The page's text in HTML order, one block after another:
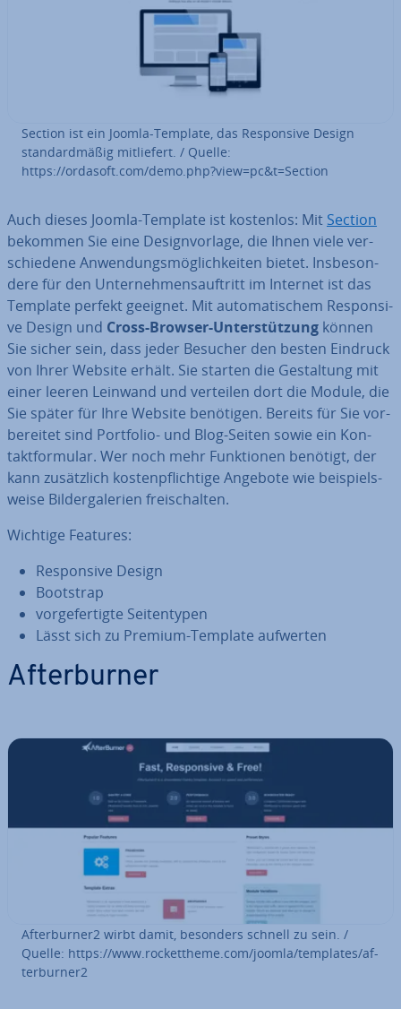
Section ist ein Joomla-Template, das Re­spon­si­ve Design
stan­dard­mä­ßig mit­lie­fert. / Quelle:
https://ordasoft.com/demo.php?view=pc&t=Section
Auch dieses Joomla-Template ist kostenlos: Mit Section
bekommen Sie eine De­sign­vor­la­ge, die Ihnen viele ver­
schie­de­ne An­wen­dungs­mög­lich­kei­ten bietet. Ins­be­son­
de­re für den Un­ter­neh­mens­auf­tritt im Internet ist das
Template perfekt geeignet. Mit au­to­ma­ti­schem Re­spon­si­
ve Design und Cross-Browser-Un­ter­stüt­zung können
Sie sicher sein, dass jeder Besucher den besten Eindruck
von Ihrer Website erhält. Sie starten die Ge­stal­tung mit
einer leeren Leinwand und verteilen dort die Module, die
Sie später für Ihre Website benötigen. Bereits für Sie vor­
be­rei­tet sind Portfolio- und Blog-Seiten sowie ein Kon­
takt­for­mu­lar. Wer noch mehr Funk­tio­nen benötigt, der
kann zu­sätz­lich kos­ten­pflich­ti­ge Angebote wie bei­spiels­
wei­se Bil­der­ga­le­rien frei­schal­ten.
Wichtige Features:
Re­spon­si­ve Design
Bootstrap
vor­ge­fer­tig­te Sei­ten­ty­pen
Lässt sich zu Premium-Template aufwerten
Af­terbur­ner
Af­terbur­ner2 wirbt damit, besonders schnell zu sein. /
Quelle: https://www.ro­cketthe­me.com/joomla/templates/af­
terbur­ner2